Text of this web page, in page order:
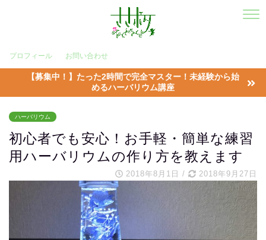
プロフィール お問い合わせ
【募集中！】たった2時間で完全マスター！未経験から始
めるハーバリウム講座
ハーバリウム
初心者でも安心！お手軽・簡単な練習
用ハーバリウムの作り方を教えます
2018年8月1日 / 2018年9月27日